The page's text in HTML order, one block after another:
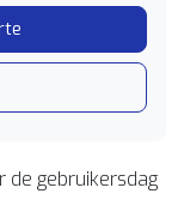
de gebruikersdag